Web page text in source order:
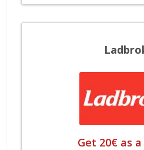
Get 20€ as